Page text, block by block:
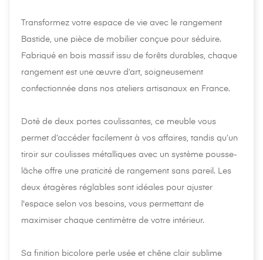
Transformez votre espace de vie avec le rangement
Bastide, une pièce de mobilier conçue pour séduire.
Fabriqué en bois massif issu de forêts durables, chaque
rangement est une œuvre d’art, soigneusement
confectionnée dans nos ateliers artisanaux en France.
Doté de deux portes coulissantes, ce meuble vous
permet d’accéder facilement à vos affaires, tandis qu’un
tiroir sur coulisses métalliques avec un système pousse-
lâche offre une praticité de rangement sans pareil. Les
deux étagères réglables sont idéales pour ajuster
l'espace selon vos besoins, vous permettant de
maximiser chaque centimètre de votre intérieur.
Sa finition bicolore perle usée et chêne clair sublime